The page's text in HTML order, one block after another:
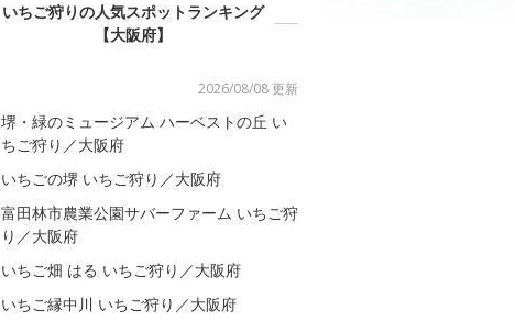
いちご狩りの人気スポットランキング
【大阪府】
2026/08/08 更新
堺・緑のミュージアム ハーベストの丘 い
ちご狩り／大阪府
いちごの堺 いちご狩り／大阪府
富田林市農業公園サバーファーム いちご狩
り／大阪府
いちご畑 はる いちご狩り／大阪府
いちご縁中川 いちご狩り／大阪府